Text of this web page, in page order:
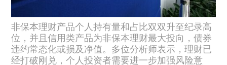
非保本理财产品个人持有量和占比双双升至纪录高
位，并且信用类产品为非保本理财最大投向，债券
违约常态化或损及净值。多位分析师表示，理财已
经打破刚兑，个人投资者需要进一步加强风险意